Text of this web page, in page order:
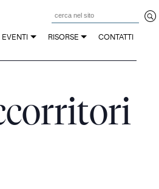
EVENTI RISORSE CONTATTI
Z